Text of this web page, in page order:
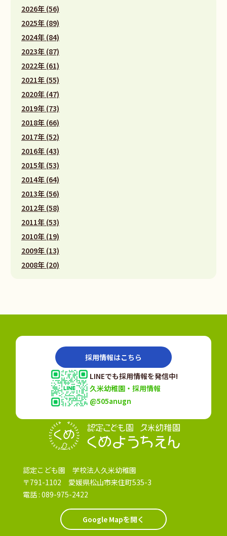
2026年 (56)
2025年 (89)
2024年 (84)
2023年 (87)
2022年 (61)
2021年 (55)
2020年 (47)
2019年 (73)
2018年 (66)
2017年 (52)
2016年 (43)
2015年 (53)
2014年 (64)
2013年 (56)
2012年 (58)
2011年 (53)
2010年 (19)
2009年 (13)
2008年 (20)
認定こども園 学校法人久米幼稚園
〒791-1102 愛媛県松山市来住町535-3
電話 : 089-975-2422
Google Mapを開く
採用情報はこちら
LINEでも採用情報を発信中!
久米幼稚園・採用情報
@505anugn